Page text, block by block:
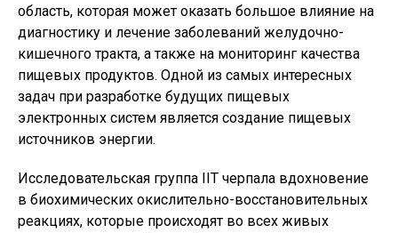
область, которая может оказать большое влияние на
диагностику и лечение заболеваний желудочно-
кишечного тракта, а также на мониторинг качества
пищевых продуктов. Одной из самых интересных
задач при разработке будущих пищевых
электронных систем является создание пищевых
источников энергии.
Исследовательская группа IIT черпала вдохновение
в биохимических окислительно-восстановительных
реакциях, которые происходят во всех живых